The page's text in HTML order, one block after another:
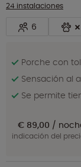
24 instalaciones
6
Porche con
Sensación al
Se permite
€ 89,00
indicación del